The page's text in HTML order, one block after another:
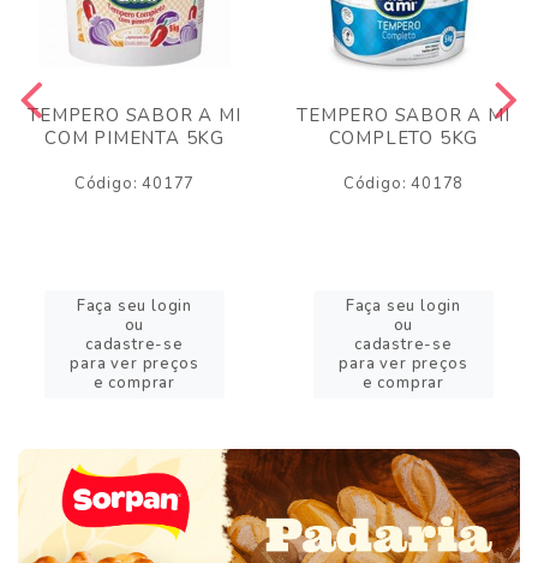
TEMPERO SABOR A MI
COM PIMENTA 5KG
Código: 40177
Faça seu login
ou
cadastre-se
para ver preços
e comprar
TEMPERO SABOR A MI
COMPLETO 5KG
Código: 40178
Faça seu login
ou
cadastre-se
para ver preços
e comprar